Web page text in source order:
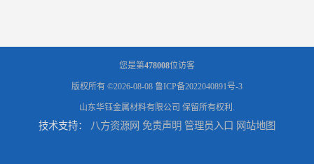
您是第478008位访客
版权所有 ©2026-08-08 鲁ICP备2022040891号-3
山东华钰金属材料有限公司 保留所有权利.
技术支持： 八方资源网 免责声明 管理员入口 网站地图